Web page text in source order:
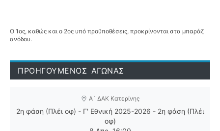
Ο 1ος, καθώς και ο 2ος υπό προϋποθέσεις, προκρίνονται στα μπαράζ
ανόδου.
ΠΡΟΗΓΟΥΜΕΝΟΣ ΑΓΩΝΑΣ
Α` ΔΑΚ Κατερίνης
2η φάση (Πλέι οφ) - Γ' Εθνική 2025-2026 - 2η φάση (Πλέι
οφ)